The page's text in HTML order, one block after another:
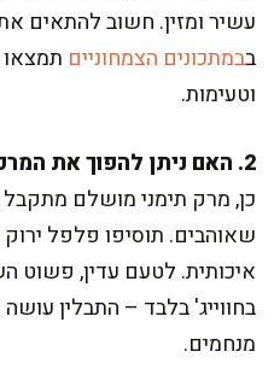
עשיר ומזין. חשוב להתאים
בבמתכונים הצמחוניים
וטעימות.
2. האם ניתן להפוך את המרק לחריף יותר או פחות?
כן, מרק תימני מושלם
שאוהבים. תוסיפו פלפל
איכותית. לטעם עדין, פשוט
בחווייג' בלבד – התבלין
מנחמים.